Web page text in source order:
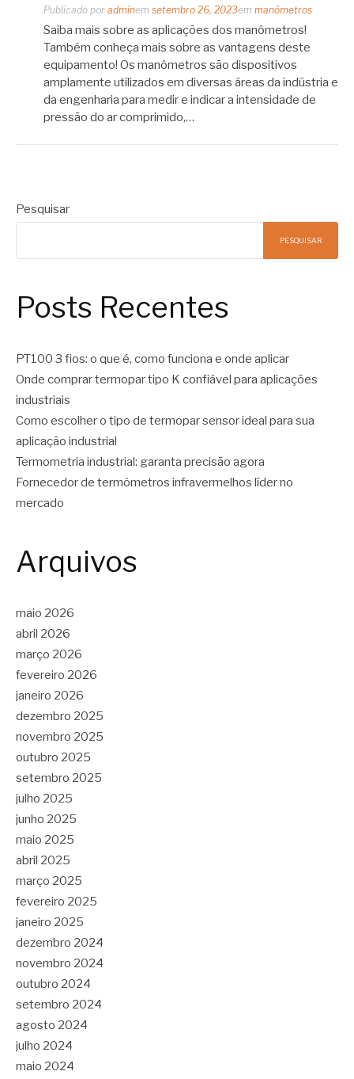
Publicado por adminem setembro 26, 2023em manômetros
Saiba mais sobre as aplicações dos manômetros!
Também conheça mais sobre as vantagens deste
equipamento! Os manômetros são dispositivos
amplamente utilizados em diversas áreas da indústria e
da engenharia para medir e indicar a intensidade de
pressão do ar comprimido,…
Pesquisar
PESQUISAR
Posts Recentes
PT100 3 fios: o que é, como funciona e onde aplicar
Onde comprar termopar tipo K confiável para aplicações
industriais
Como escolher o tipo de termopar sensor ideal para sua
aplicação industrial
Termometria industrial: garanta precisão agora
Fornecedor de termômetros infravermelhos líder no
mercado
Arquivos
maio 2026
abril 2026
março 2026
fevereiro 2026
janeiro 2026
dezembro 2025
novembro 2025
outubro 2025
setembro 2025
julho 2025
junho 2025
maio 2025
abril 2025
março 2025
fevereiro 2025
janeiro 2025
dezembro 2024
novembro 2024
outubro 2024
setembro 2024
agosto 2024
julho 2024
maio 2024